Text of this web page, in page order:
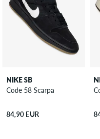
NIKE SB
Code 58 Scarpa
84,90 EUR